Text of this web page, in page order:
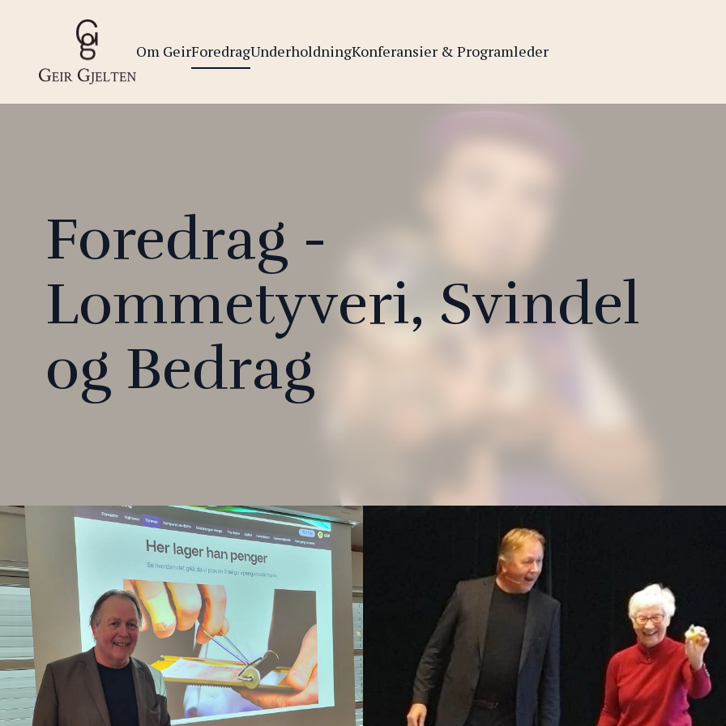
Om GeirForedragUnderholdningKonferansier & Programleder
Foredrag -
Lommetyveri, Svindel
og Bedrag